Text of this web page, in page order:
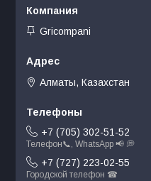
Gricompani
Алматы, Казахстан
+7 (705) 302-51-52
Телефон📞, WhatsApp 📢 💭
+7 (727) 223-02-55
Городской телефон ☎